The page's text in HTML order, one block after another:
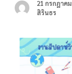
21 กรกฎาค
สิรินธร